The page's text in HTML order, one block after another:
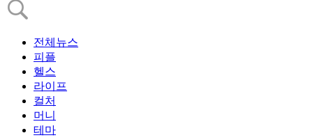
전체뉴스
피플
헬스
라이프
컬처
머니
테마